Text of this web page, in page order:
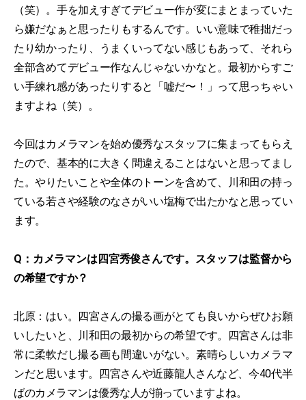
（笑）。手を加えすぎてデビュー作が変にまとまっていた
ら嫌だなぁと思ったりもするんです。いい意味で稚拙だっ
たり幼かったり、うまくいってない感じもあって、それら
全部含めてデビュー作なんじゃないかなと。最初からすご
い手練れ感があったりすると「嘘だ〜！」って思っちゃい
ますよね（笑）。
今回はカメラマンを始め優秀なスタッフに集まってもらえ
たので、基本的に大きく間違えることはないと思ってまし
た。やりたいことや全体のトーンを含めて、川和田の持っ
ている若さや経験のなさがいい塩梅で出たかなと思ってい
ます。
Q：カメラマンは四宮秀俊さんです。スタッフは監督から
の希望ですか？
北原：はい。四宮さんの撮る画がとても良いからぜひお願
いしたいと、川和田の最初からの希望です。四宮さんは非
常に柔軟だし撮る画も間違いがない。素晴らしいカメラマ
ンだと思います。四宮さんや近藤龍人さんなど、今40代半
ばのカメラマンは優秀な人が揃っていますよね。